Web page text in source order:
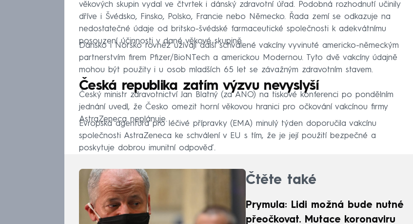
věkových skupin vydal ve čtvrtek i dánský zdravotní úřad. Podobná rozhodnutí učinily
dříve i Švédsko, Finsko, Polsko, Francie nebo Německo. Řada zemí se odkazuje na
nedostatečné údaje od britsko-švédské farmaceutické společnosti k adekvátnímu
posouzení účinnosti v dané věkové skupině.
Dánsko i Norsko rovněž užívají další schválené vakcíny vyvinuté americko-německým
partnerstvím firem Pfizer/BioNTech a americkou Modernou. Tyto dvě vakcíny údajně
mohou být použity i u osob mladších 65 let se závažným zdravotním stavem.
Česká republika zatím výzvu nevyslyší
Český ministr zdravotnictví Jan Blatný (za ANO) na tiskové konferenci po pondělním
jednání uvedl, že Česko omezit horní věkovou hranici pro očkování vakcínou firmy
AstraZeneca neplánuje.
Evropská agentura pro léčivé přípravky (EMA) minulý týden doporučila vakcínu
společnosti AstraZeneca ke schválení v EU s tím, že je její použití bezpečné a
poskytuje dobrou imunitní odpověď.
Čtěte také
Prymula: Lidi možná bude nutné
přeočkovat. Mutace koronaviru